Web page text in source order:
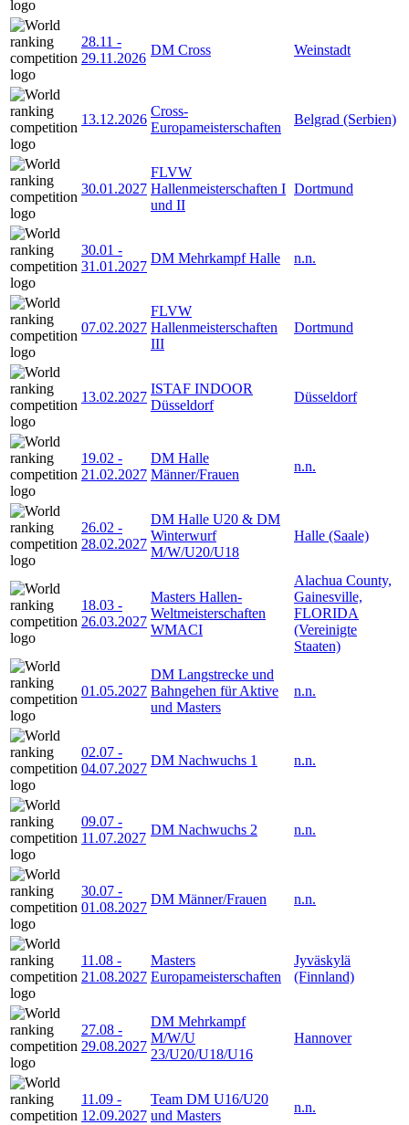
28.11 -
29.11.2026
DM Cross Weinstadt
13.12.2026
Cross-
Europameisterschaften
Belgrad (Serbien)
30.01.2027
FLVW
Hallenmeisterschaften I
und II
Dortmund
30.01 -
31.01.2027
DM Mehrkampf Halle n.n.
07.02.2027
FLVW
Hallenmeisterschaften
III
Dortmund
13.02.2027
ISTAF INDOOR
Düsseldorf
Düsseldorf
19.02 -
21.02.2027
DM Halle
Männer/Frauen
n.n.
26.02 -
28.02.2027
DM Halle U20 & DM
Winterwurf
M/W/U20/U18
Halle (Saale)
18.03 -
26.03.2027
Masters Hallen-
Weltmeisterschaften
WMACI
Alachua County,
Gainesville,
FLORIDA
(Vereinigte
Staaten)
01.05.2027
DM Langstrecke und
Bahngehen für Aktive
und Masters
n.n.
02.07 -
04.07.2027
DM Nachwuchs 1 n.n.
09.07 -
11.07.2027
DM Nachwuchs 2 n.n.
30.07 -
01.08.2027
DM Männer/Frauen n.n.
11.08 -
21.08.2027
Masters
Europameisterschaften
Jyväskylä
(Finnland)
27.08 -
29.08.2027
DM Mehrkampf
M/W/U
23/U20/U18/U16
Hannover
11.09 -
12.09.2027
Team DM U16/U20
und Masters
n.n.